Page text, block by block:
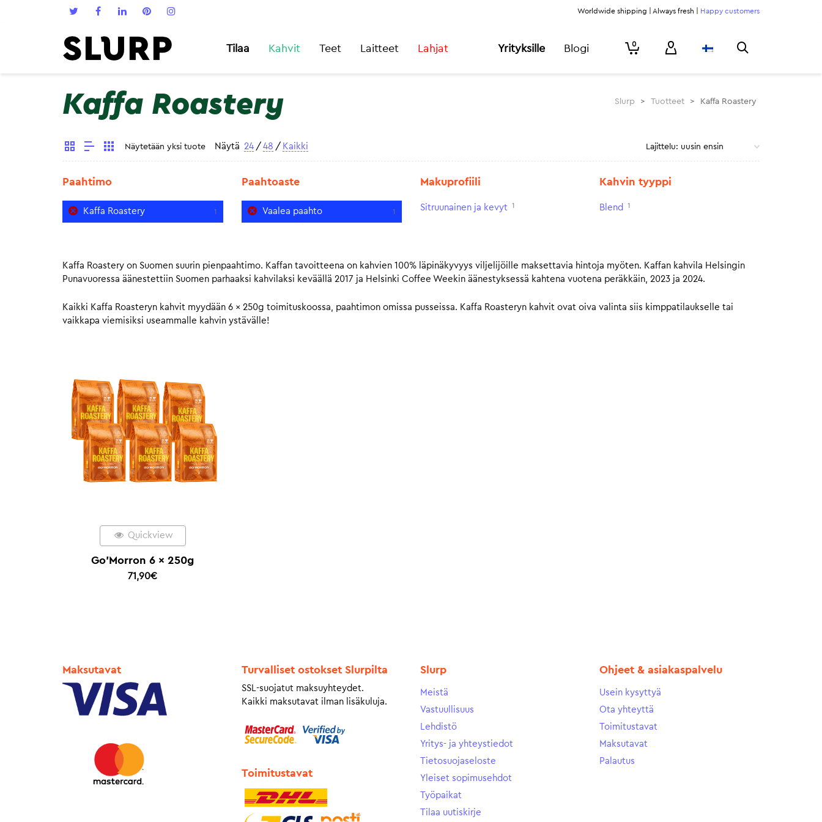
Worldwide shipping | Always fresh | Happy customers
Tilaa Kahvit Teet Laitteet Lahjat Yrityksille Blogi 0
Kaffa Roastery Slurp > Tuotteet > Kaffa Roastery
Näytetään yksi tuote Näytä 24 / 48 / Kaikki
Paahtimo
Kaffa Roastery 1
Paahtoaste
Vaalea paahto 1
Makuprofiili
Sitruunainen ja kevyt 1
Kahvin tyyppi
Blend 1
Kaffa Roastery on Suomen suurin pienpaahtimo. Kaffan tavoitteena on kahvien 100% läpinäkyvyys viljelijöille maksettavia hintoja myöten. Kaffan kahvila Helsingin
Punavuoressa äänestettiin Suomen parhaaksi kahvilaksi keväällä 2017 ja Helsinki Coffee Weekin äänestyksessä kahtena vuotena peräkkäin, 2023 ja 2024.
Kaikki Kaffa Roasteryn kahvit myydään 6 x 250g toimituskoossa, paahtimon omissa pusseissa. Kaffa Roasteryn kahvit ovat oiva valinta siis kimppatilaukselle tai
vaikkapa viemisiksi useammalle kahvin ystävälle!
Quickview
Go’Morron 6 x 250g
71,90€
Maksutavat Turvalliset ostokset Slurpilta
SSL-suojatut maksuyhteydet.
Kaikki maksutavat ilman lisäkuluja.
Toimitustavat
Slurp
Meistä
Vastuullisuus
Lehdistö
Yritys- ja yhteystiedot
Tietosuojaseloste
Yleiset sopimusehdot
Työpaikat
Tilaa uutiskirje
Ohjeet & asiakaspalvelu
Usein kysyttyä
Ota yhteyttä
Toimitustavat
Maksutavat
Palautus